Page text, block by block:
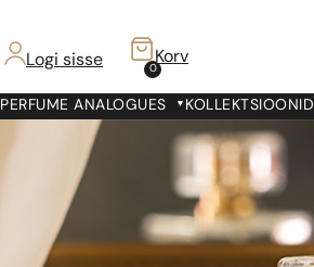
Logi sisse 0
Korv
PERFUME ANALOGUES KOLLEKTSIOONID